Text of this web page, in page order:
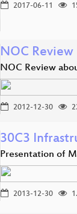
2017-06-11
NOC Review
NOC Review
2012-12-30
30C3
Presentation of
2013-12-30